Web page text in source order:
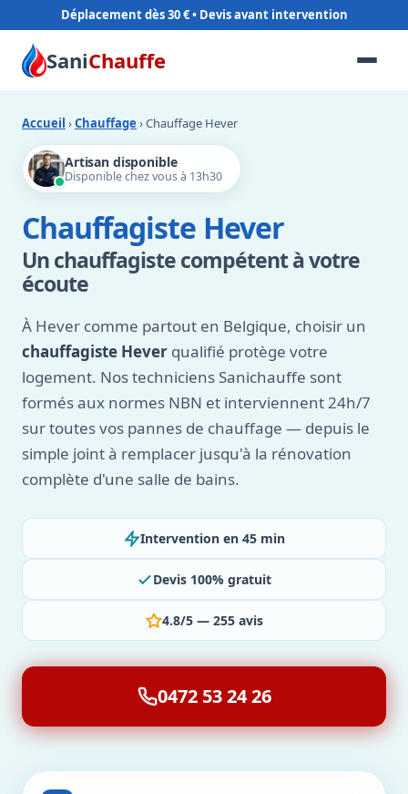
Déplacement dès 30 €
SaniChauffe
Accueil ›Chauffage › Chauffage Hever
Artisan disponible
Disponible chez vous à 13h30
Chauffagiste Hever
Un chauffagiste compétent à votre
écoute
À Hever comme partout en Belgique, choisir un
chauffagiste Hever qualifié protège votre
logement. Nos techniciens Sanichauffe sont
formés aux normes NBN et interviennent 24h/7
sur toutes vos pannes de chauffage — depuis le
simple joint à remplacer jusqu'à la rénovation
complète d'une salle de bains.
Intervention en 45 min
Devis 100% gratuit
4.8/5 — 255 avis
0472 53 24 26